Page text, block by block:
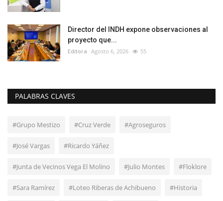
Director del INDH expone observaciones al
proyecto que...
Editora Agosto 6, 2026 55
PALABRAS CLAVES
#Grupo Mestizo #Cruz Verde #Agroseguros
#José Vargas #Ricardo Yáñez
#Junta de Vecinos Vega El Molino #Julio Montes #Floklore
#Sara Ramírez #Loteo Riberas de Achibueno #Historia